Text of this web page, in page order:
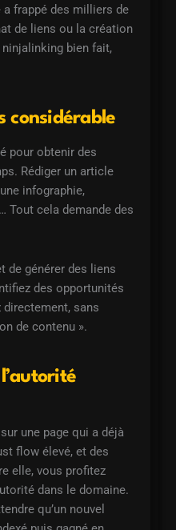
a frappé des milliers de
de liens ou la création
bien fait,
considérable
pour obtenir des
Rédiger un article
infographie,
Tout cela demande des
de générer des liens
des opportunités
sans
de contenu ».
une page qui a déjà
flow élevé, et des
elle, vous profitez
dans le domaine.
qu’un nouvel